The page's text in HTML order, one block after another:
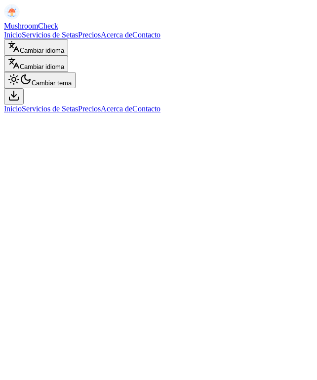
MushroomCheck
InicioServicios de SetasPreciosAcerca deContacto
Cambiar idioma
Cambiar idioma
Cambiar tema
InicioServicios de SetasPreciosAcerca deContacto